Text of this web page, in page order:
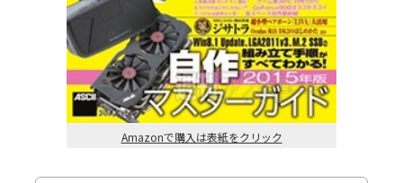
Amazonで購入は表紙をクリック